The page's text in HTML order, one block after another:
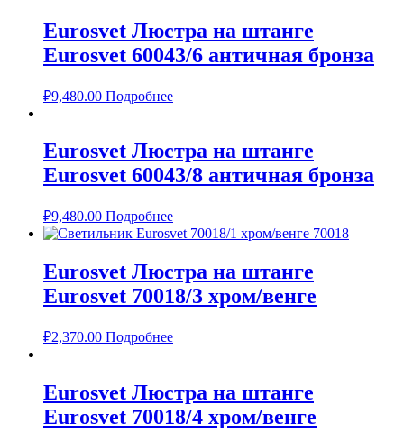
Eurosvet Люстра на штанге
Eurosvet 60043/6 античная бронза
₽9,480.00 Подробнее
Eurosvet Люстра на штанге
Eurosvet 60043/8 античная бронза
₽9,480.00 Подробнее
Eurosvet Люстра на штанге
Eurosvet 70018/3 хром/венге
₽2,370.00 Подробнее
Eurosvet Люстра на штанге
Eurosvet 70018/4 хром/венге